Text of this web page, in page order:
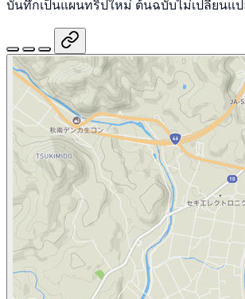
บันทึกเป็นแผนทริปใหม่ ต้นฉบับไม่เปลี่ยนแป